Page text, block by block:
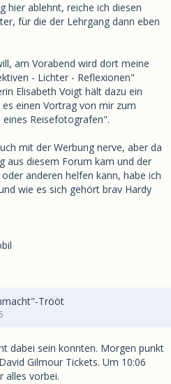
hier ablehnt, reiche ich diesen
für die der Lehrgang dann eben
am Vorabend wird dort meine
- Lichter - Reflexionen"
Elisabeth Voigt hält dazu ein
einen Vortrag von mir zum
Reisefotografen".
mit der Werbung nerve, aber da
aus diesem Forum kam und der
anderen helfen kann, habe ich
wie es sich gehört brav Hardy
Trööt
dabei sein konnten. Morgen punkt
Gilmour Tickets. Um 10:06
alles vorbei.